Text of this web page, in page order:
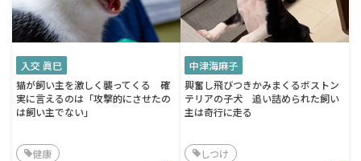
入交 眞巳
猫が飼い主を激しく襲ってくる 確
実に言えるのは「攻撃的にさせたの
は飼い主でない」
健康
中津海麻子
興奮し飛びつきかみまくるボストン
テリアの子犬 追い詰められた飼い
主は奇行に走る
しつけ